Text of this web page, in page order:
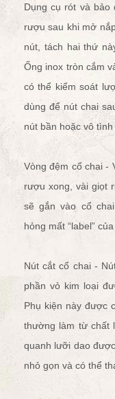
Dụng cụ rót và
rượu sau khi mở
nút, tách hai thứ
Ống inox tròn cắm
có thể kiểm soát
dùng để nút chai
nút bần hoặc vô
Vòng đệm cổ chai -
rượu xong, vài giọt
sẽ gắn vào cổ
hỏng mất “label”
Nút cắt cổ chai -
phần vỏ kim loại
Phụ kiện này được
thường làm từ chất
quanh lưỡi dao
nhỏ gọn và có thể